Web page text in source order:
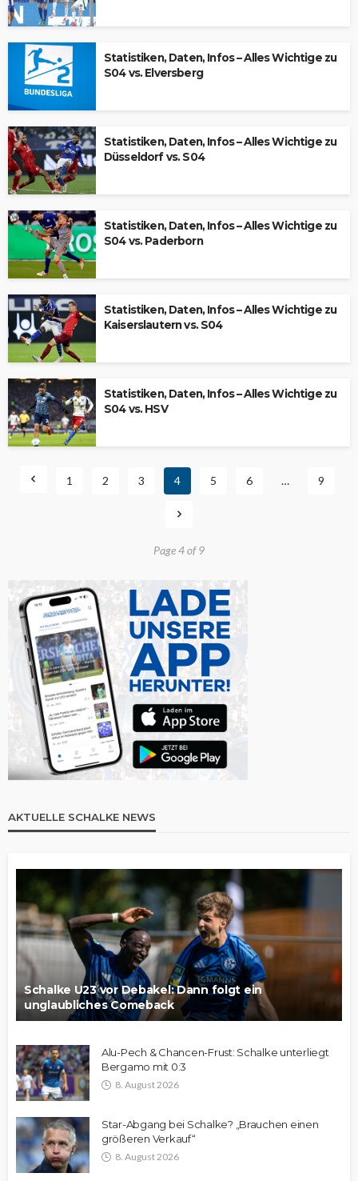
Statistiken, Daten, Infos – Alles Wichtige zu
S04 vs. Elversberg
Statistiken, Daten, Infos – Alles Wichtige zu
Düsseldorf vs. S04
Statistiken, Daten, Infos – Alles Wichtige zu
S04 vs. Paderborn
Statistiken, Daten, Infos – Alles Wichtige zu
Kaiserslautern vs. S04
Statistiken, Daten, Infos – Alles Wichtige zu
S04 vs. HSV
1 2 3 4 5 6 … 9
Page 4 of 9
AKTUELLE SCHALKE NEWS
Schalke U23 vor Debakel: Dann folgt ein
unglaubliches Comeback
Alu-Pech & Chancen-Frust: Schalke unterliegt
Bergamo mit 0:3
8. August 2026
Star-Abgang bei Schalke? „Brauchen einen
größeren Verkauf“
8. August 2026